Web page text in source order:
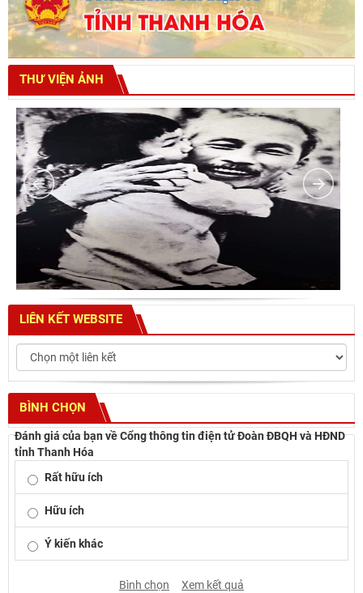
THƯ VIỆN ẢNH
LIÊN KẾT WEBSITE
BÌNH CHỌN
Đánh giá của bạn về Cổng thông tin điện tử Đoàn ĐBQH và HĐND
tỉnh Thanh Hóa
Rất hữu ích
Hữu ích
Ý kiến khác
Bình chọn Xem kết quả